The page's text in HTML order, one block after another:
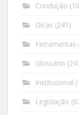
Condução
Dicas (241)
Ferramentas
Glossário
Institucional
Legislação